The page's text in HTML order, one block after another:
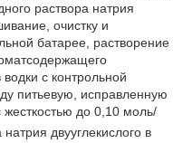
раствора натрия
очистку и
батарее, растворение
с контрольной
питьевую, исправленную
жесткостью до 0,10 моль/
двууглекислого в